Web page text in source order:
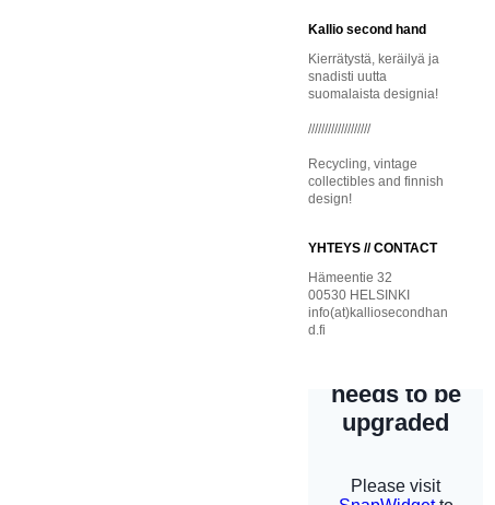
Kallio second hand
Kierrätystä, keräilyä ja
snadisti uutta
suomalaista designia!
///////////////////
Recycling, vintage
collectibles and finnish
design!
YHTEYS // CONTACT
Hämeentie 32
00530 HELSINKI
info(at)kalliosecondhan
d.fi